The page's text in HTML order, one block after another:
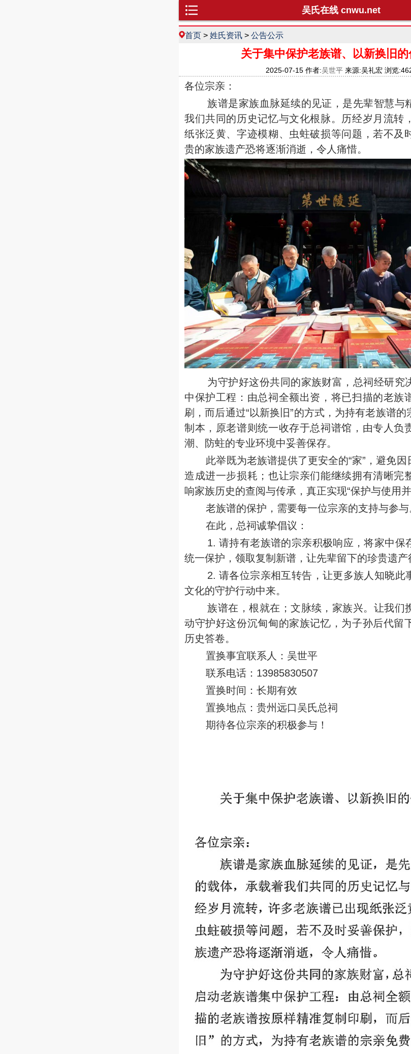
吴氏在线 cnwu.net
首页 > 姓氏资讯 > 公告公示
关于集中保护老族谱、以新换旧
2025-07-15 作者:吴世平 来源:吴礼宏 浏览
各位宗亲：
族谱是家族血脉延续的见证，是先辈智慧与
我们共同的历史记忆与文化根脉。历经岁月流转
纸张泛黄、字迹模糊、虫蛀破损等问题，若不及
贵的家族遗产恐将逐渐消逝，令人痛惜。
为守护好这份共同的家族财富，总祠经研究
中保护工程：由总祠全额出资，将已扫描的老族
刷，而后通过“以新换旧”的方式，为持有老族谱的
制本，原老谱则统一收存于总祠谱馆，由专人负
潮、防蛀的专业环境中妥善保存。
此举既为老族谱提供了更安全的“家”，避免因
造成进一步损耗；也让宗亲们能继续拥有清晰完
响家族历史的查阅与传承，真正实现“保护与使用并
老族谱的保护，需要每一位宗亲的支持与参与
在此，总祠诚挚倡议：
1. 请持有老族谱的宗亲积极响应，将家中保
统一保护，领取复制新谱，让先辈留下的珍贵遗产
2. 请各位宗亲相互转告，让更多族人知晓此
文化的守护行动中来。
族谱在，根就在；文脉续，家族兴。让我们
动守护好这份沉甸甸的家族记忆，为子孙后代留
历史答卷。
置换事宜联系人：吴世平
联系电话：13985830507
置换时间：长期有效
置换地点：贵州远口吴氏总祠
期待各位宗亲的积极参与！